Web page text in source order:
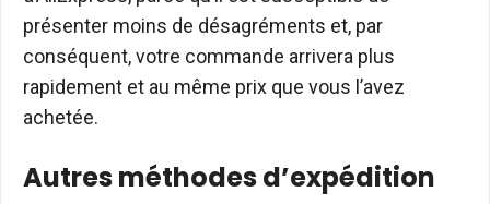
présenter moins de désagréments et, par
conséquent, votre commande arrivera plus
rapidement et au même prix que vous l’avez
achetée.
Autres méthodes d’expédition